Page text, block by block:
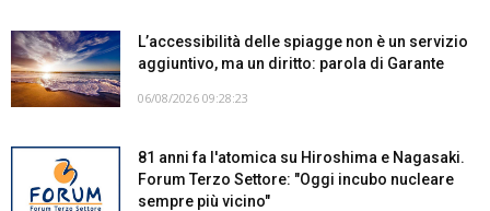
L’accessibilità delle spiagge non è un servizio
aggiuntivo, ma un diritto: parola di Garante
06/08/2026 09:28:23
81 anni fa l'atomica su Hiroshima e Nagasaki.
Forum Terzo Settore: "Oggi incubo nucleare
sempre più vicino"